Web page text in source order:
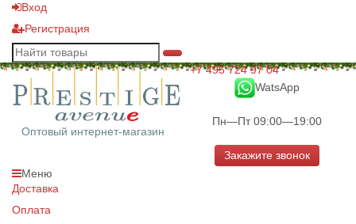
Вход
Регистрация
Оптовый интернет-магазин
+7 495 724 97 04
WatsApp
Пн—Пт 09:00—19:00
Закажите звонок
Меню
Доставка
Оплата